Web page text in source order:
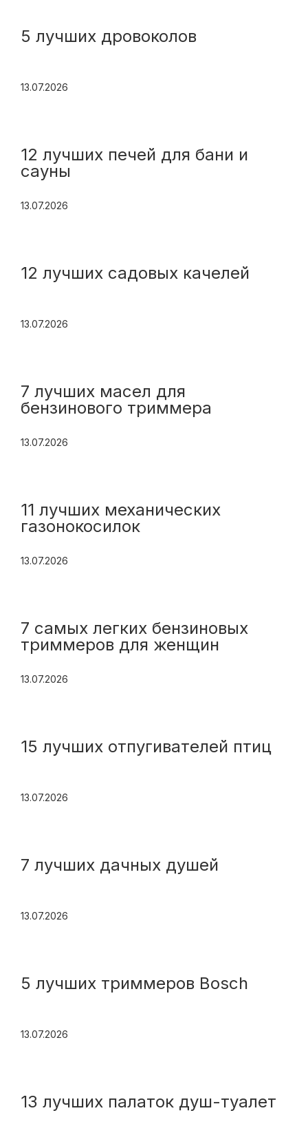
5 лучших дровоколов
13.07.2026
12 лучших печей для бани и
сауны
13.07.2026
12 лучших садовых качелей
13.07.2026
7 лучших масел для
бензинового триммера
13.07.2026
11 лучших механических
газонокосилок
13.07.2026
7 самых легких бензиновых
триммеров для женщин
13.07.2026
15 лучших отпугивателей птиц
13.07.2026
7 лучших дачных душей
13.07.2026
5 лучших триммеров Bosch
13.07.2026
13 лучших палаток душ-туалет